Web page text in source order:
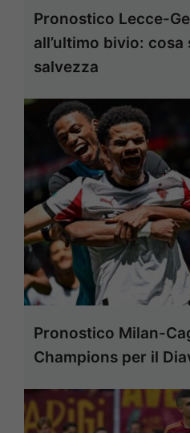
Pronostico Lecce-
all’ultimo bivio: cosa
salvezza
Pronostico Milan-
Champions per il